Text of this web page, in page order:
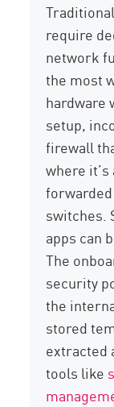
require
network
the most
hardware
setup,
firewall
where
switches.
apps can
The
security
the
stored
extracted
tools like